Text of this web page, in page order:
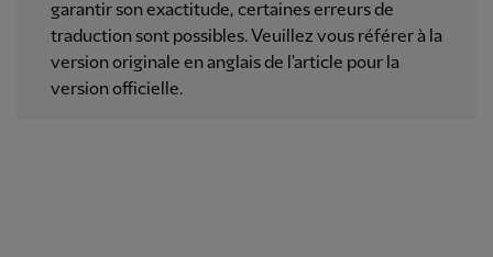
garantir son exactitude, certaines erreurs de
traduction sont possibles. Veuillez vous référer à la
version originale en anglais de l'article pour la
version officielle.